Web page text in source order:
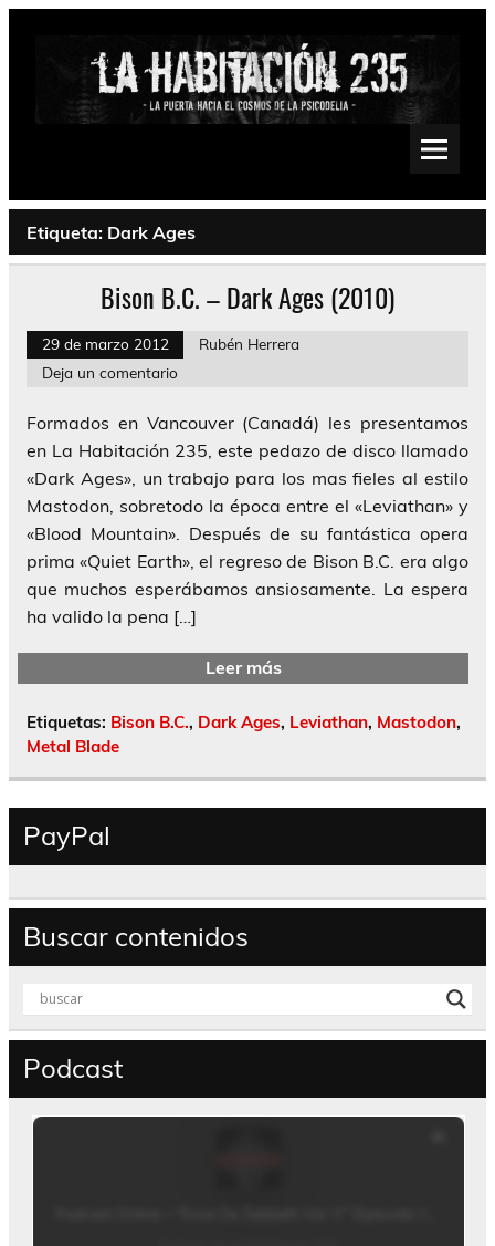
Saltar
Psychedelic, Stoner, Doom, Sludge, Fuzz, Space, Drone
Etiqueta: Dark Ages
Bison B.C. – Dark Ages (2010)
29 de marzo 2012
Rubén Herrera
Deja un comentario
Formados en Vancouver (Canadá) les presentamos
en La Habitación 235, este pedazo de disco llamado
«Dark Ages», un trabajo para los mas fieles al estilo
Mastodon, sobretodo la época entre el «Leviathan» y
«Blood Mountain». Después de su fantástica opera
prima «Quiet Earth», el regreso de Bison B.C. era algo
que muchos esperábamos ansiosamente. La espera
ha valido la pena […]
Leer más
Etiquetas: Bison B.C., Dark Ages, Leviathan, Mastodon,
Metal Blade
PayPal
Buscar contenidos
Podcast